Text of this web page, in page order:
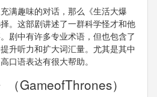
满趣味的对话，那么《生活大爆
。这部剧讲述了一群科学怪才和他
剧中有许多专业术语，但也包含了
升听力和扩大词汇量。尤其是其中
口语表达有很大帮助。
GameofThrones）